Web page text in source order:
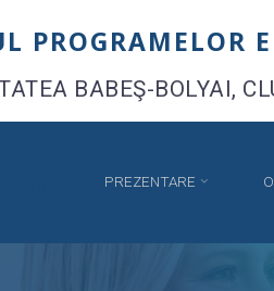
PROGRAMELOR
BABEŞ-BOLYAI,
PREZENTARE